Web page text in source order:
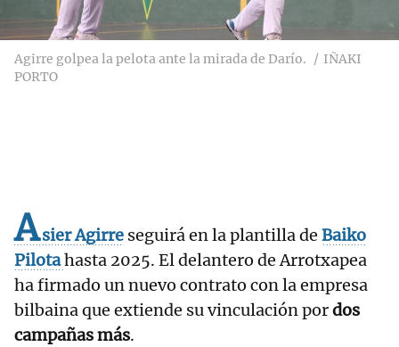
Agirre golpea la pelota ante la mirada de Darío.
IÑAKI
PORTO
Asier Agirre seguirá en la plantilla de Baiko
Pilotahasta 2025. El delantero de Arrotxapea
ha firmado un nuevo contrato con la empresa
bilbaina que extiende su vinculación pordos
campañas más.